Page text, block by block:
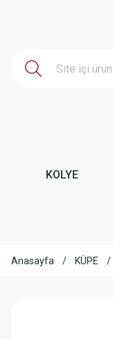
KOLYE
Anasayfa KÜPE